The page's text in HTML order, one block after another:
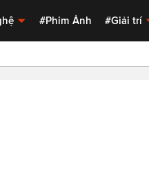
#Phim Ảnh #Giải trí